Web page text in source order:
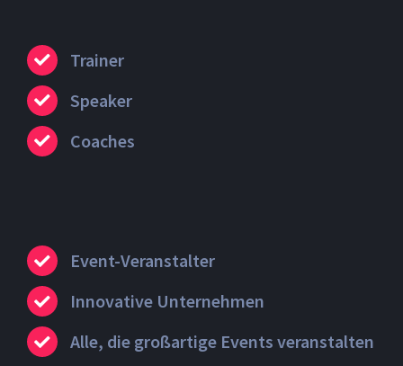
Trainer
Speaker
Coaches
Event-Veranstalter
Innovative Unternehmen
Alle, die großartige Events veranstalten